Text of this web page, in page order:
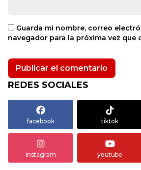
Guarda mi nombre, correo
navegador para la próxima vez que
REDES SOCIALES
facebook tiktok
instagram youtube